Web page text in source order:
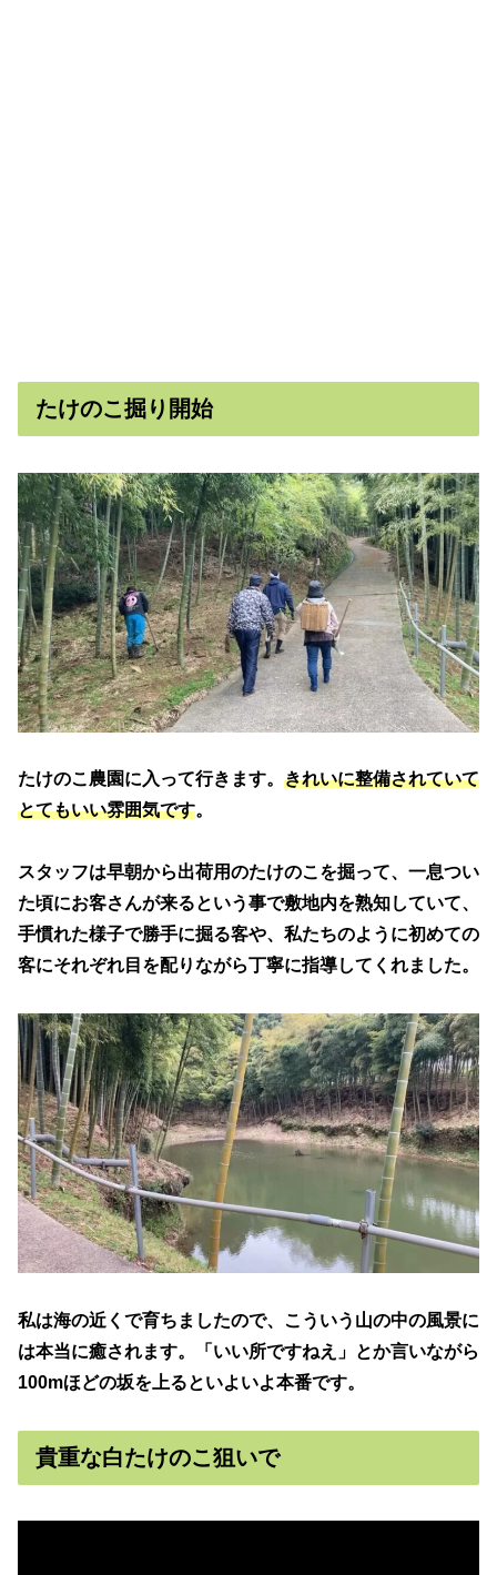
たけのこ掘り開始
たけのこ農園に入って行きます。 きれいに整備されていて
とてもいい雰囲気です。
スタッフは早朝から出荷用のたけのこを掘って、一息つい
た頃にお客さんが来るという事で敷地内を熟知していて、
手慣れた様子で勝手に掘る客や、私たちのように初めての
客にそれぞれ目を配りながら丁寧に指導してくれました。
私は海の近くで育ちましたので、こういう山の中の風景に
は本当に癒されます。「いい所ですねえ」とか言いながら
100mほどの坂を上るといよいよ本番です。
貴重な白たけのこ狙いで